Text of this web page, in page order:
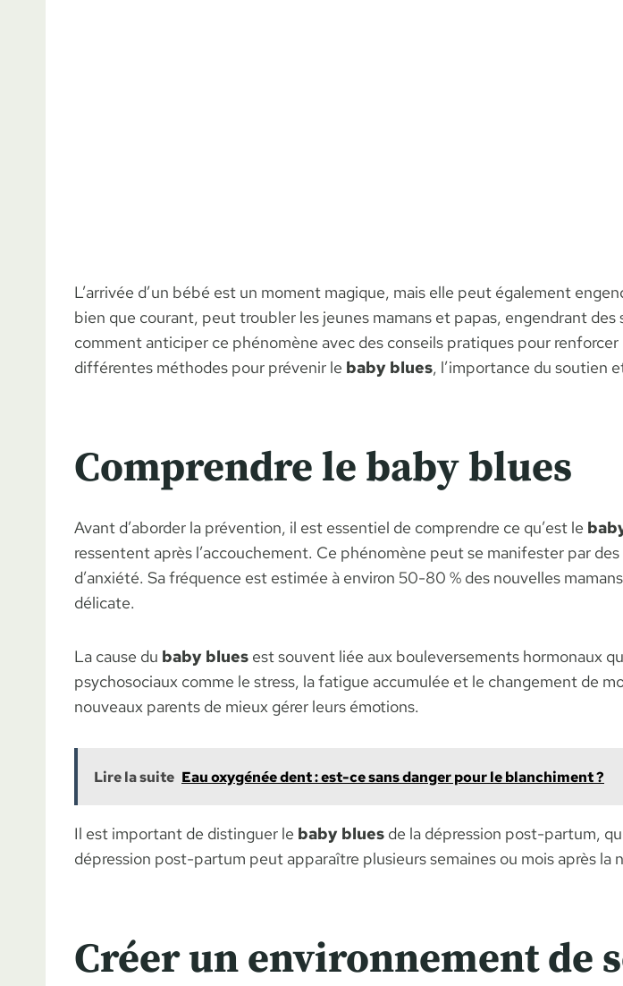
L’arrivée d’un bébé est un moment magique, mais elle peut également
bien que courant, peut troubler les jeunes mamans et papas, engendrant
comment anticiper ce phénomène avec des conseils pratiques pour
différentes méthodes pour prévenir le baby blues, l’importance du soutien
Comprendre le baby blues
Avant d’aborder la prévention, il est essentiel de comprendre ce qu’est le
ressentent après l’accouchement. Ce phénomène peut se manifester par
d’anxiété. Sa fréquence est estimée à environ 50-80 % des nouvelles
délicate.
La cause du baby blues est souvent liée aux bouleversements hormonaux
psychosociaux comme le stress, la fatigue accumulée et le changement de
nouveaux parents de mieux gérer leurs émotions.
Lire la suite Eau oxygénée dent : est-ce sans danger pour le blanchiment ?
Il est important de distinguer le baby blues de la dépression post-partum,
dépression post-partum peut apparaître plusieurs semaines ou mois après
Créer un environnement de